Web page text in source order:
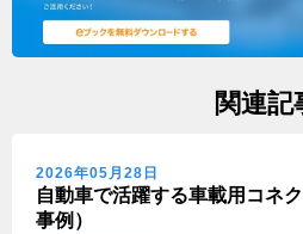
関連記
2026年05月28日
自動車で活躍する車載用コネ
事例）